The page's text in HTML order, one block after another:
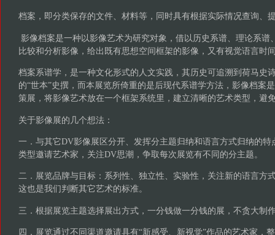
档案，即分类保存的文件、材料等，同时具有根据实际情况查询、
影像档案是一种以影像艺术为研究对象，借以历史系谱、理论系谱
比较和分析影像，给出既有思想空间框架的影像，又有视觉语言时
档案系谱学，是一种文化形式的人文实践，其历史可追溯到荷马史
的“世本”史撰，而本展览所倚重的是后现代系谱学方法，影像档案
策展，将影像艺术放在一个框架系统里，建立清晰的艺术类型，避
关于影像展的几个想法：
一．与其它DV影像展区分开、发挥分主题归纳和语言方式归纳的特
类型邀请艺术家，关注DV思潮，争取每次展览有不同的分主题。
二．展览品牌与目标：系列性、独立性、实验性，关注新的语言方
这也是我们判断其它艺术的标准。
三．根据展览主题选择展出方式，一分钱做一分钱的展，不贪大制
四．展览通过不同渠道邀请具有“新感受、新视觉”作品的艺术家，